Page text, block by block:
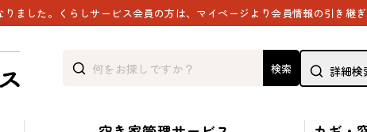
りました。くらしサービス会員の方は、マイページより会員情報の引き継ぎ
検索 詳細検